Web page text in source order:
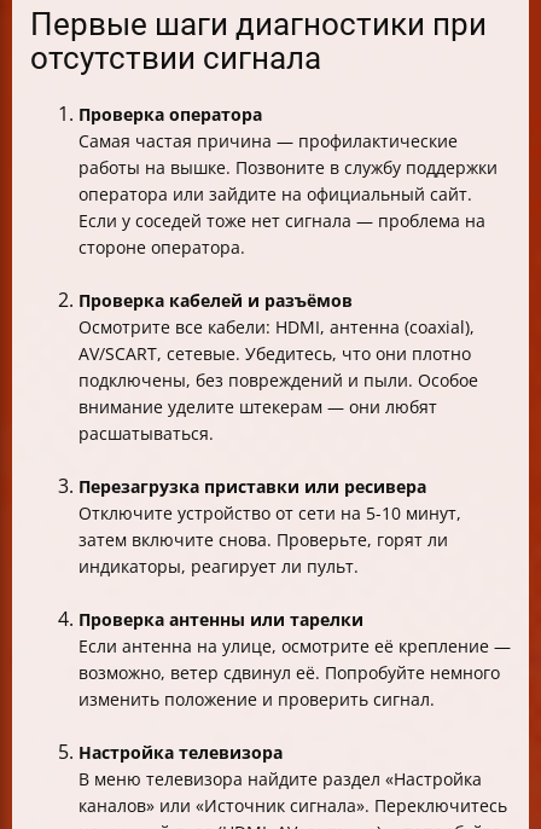
Первые шаги диагностики при
отсутствии сигнала
Проверка оператора
Самая частая причина — профилактические
работы на вышке. Позвоните в службу поддержки
оператора или зайдите на официальный сайт.
Если у соседей тоже нет сигнала — проблема на
стороне оператора.
Проверка кабелей и разъёмов
Осмотрите все кабели: HDMI, антенна (coaxial),
AV/SCART, сетевые. Убедитесь, что они плотно
подключены, без повреждений и пыли. Особое
внимание уделите штекерам — они любят
расшатываться.
Перезагрузка приставки или ресивера
Отключите устройство от сети на 5-10 минут,
затем включите снова. Проверьте, горят ли
индикаторы, реагирует ли пульт.
Проверка антенны или тарелки
Если антенна на улице, осмотрите её крепление —
возможно, ветер сдвинул её. Попробуйте немного
изменить положение и проверить сигнал.
Настройка телевизора
В меню телевизора найдите раздел «Настройка
каналов» или «Источник сигнала». Переключитесь